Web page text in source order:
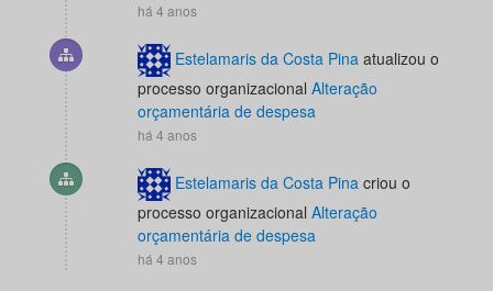
há 4 anos
Estelamaris da Costa Pina atualizou o
processo organizacional Alteração
orçamentária de despesa
há 4 anos
Estelamaris da Costa Pina criou o
processo organizacional Alteração
orçamentária de despesa
há 4 anos